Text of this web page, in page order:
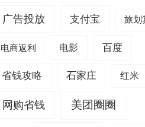
广告投放 支付宝 旅划
电商返利 电影 百度
省钱攻略 石家庄 红米
网购省钱 美团圈圈